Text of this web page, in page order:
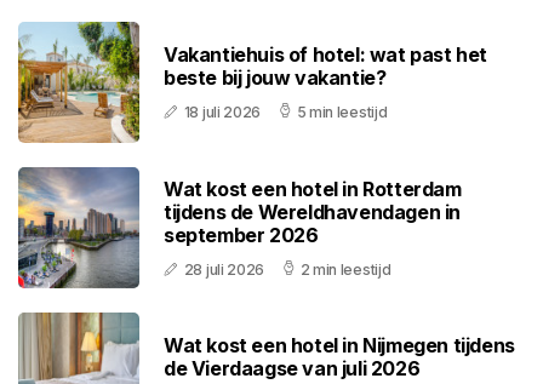
Vakantiehuis of hotel: wat past het
beste bij jouw vakantie?
18 juli 2026 5 min leestijd
Wat kost een hotel in Rotterdam
tijdens de Wereldhavendagen in
september 2026
28 juli 2026 2 min leestijd
Wat kost een hotel in Nijmegen tijdens
de Vierdaagse van juli 2026